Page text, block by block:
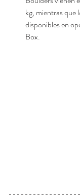
kg, mientras que
disponibles en
Box.